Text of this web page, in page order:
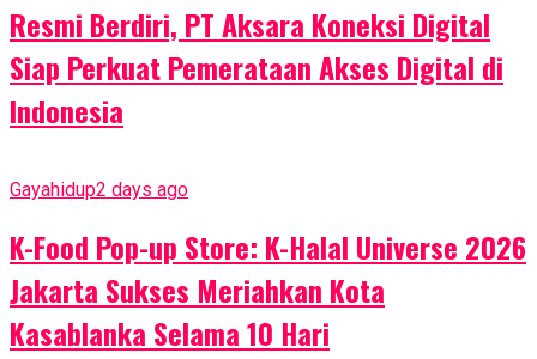
Resmi Berdiri, PT Aksara Koneksi Digital
Siap Perkuat Pemerataan Akses Digital di
Indonesia
Gayahidup2 days ago
K-Food Pop-up Store: K-Halal Universe 2026
Jakarta Sukses Meriahkan Kota
Kasablanka Selama 10 Hari